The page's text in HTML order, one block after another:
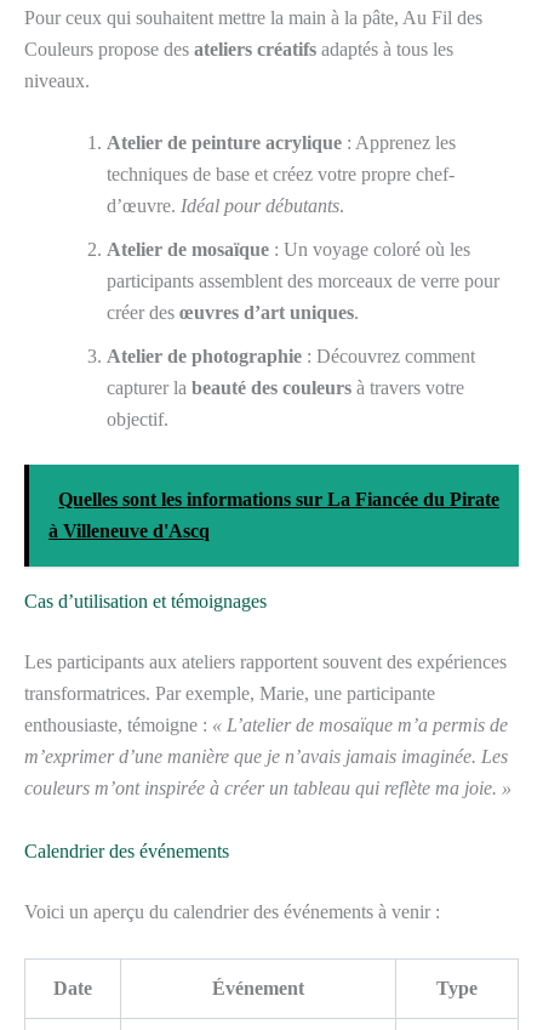
Pour ceux qui souhaitent mettre la main à la pâte, Au Fil des
Couleurs propose des ateliers créatifs adaptés à tous les
niveaux.
Atelier de peinture acrylique : Apprenez les
techniques de base et créez votre propre chef-
d’œuvre. Idéal pour débutants.
Atelier de mosaïque : Un voyage coloré où les
participants assemblent des morceaux de verre pour
créer des œuvres d’art uniques.
Atelier de photographie : Découvrez comment
capturer la beauté des couleurs à travers votre
objectif.
Quelles sont les informations sur La Fiancée du Pirate
à Villeneuve d'Ascq
Cas d’utilisation et témoignages
Les participants aux ateliers rapportent souvent des expériences
transformatrices. Par exemple, Marie, une participante
enthousiaste, témoigne : « L’atelier de mosaïque m’a permis de
m’exprimer d’une manière que je n’avais jamais imaginée. Les
couleurs m’ont inspirée à créer un tableau qui reflète ma joie. »
Calendrier des événements
Voici un aperçu du calendrier des événements à venir :
Date Événement Type